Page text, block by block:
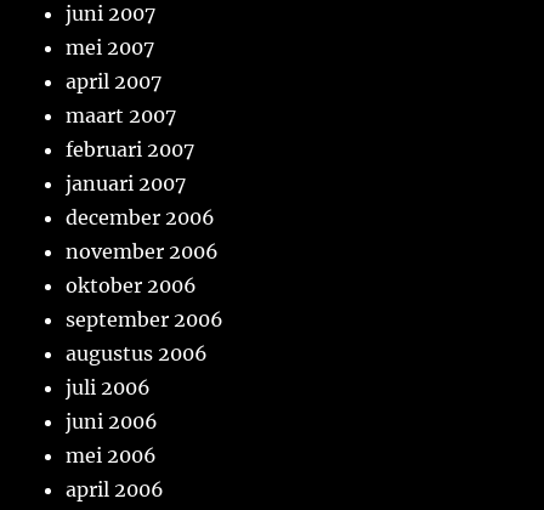
juni 2007
mei 2007
april 2007
maart 2007
februari 2007
januari 2007
december 2006
november 2006
oktober 2006
september 2006
augustus 2006
juli 2006
juni 2006
mei 2006
april 2006